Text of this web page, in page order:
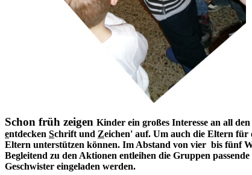
Schon früh zeigen Kinder ein großes Interesse an all
entdecken Schrift und Zeichen' auf. Um auch die Eltern für
Eltern unterstützen können. Im Abstand von vier bis fünf
Begleitend zu den Aktionen entleihen die Gruppen
Geschwister eingeladen werden.